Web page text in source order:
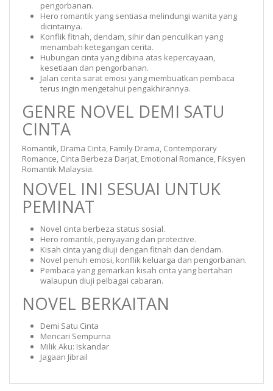
pengorbanan.
Hero romantik yang sentiasa melindungi wanita yang
dicintainya.
Konflik fitnah, dendam, sihir dan penculikan yang
menambah ketegangan cerita.
Hubungan cinta yang dibina atas kepercayaan,
kesetiaan dan pengorbanan.
Jalan cerita sarat emosi yang membuatkan pembaca
terus ingin mengetahui pengakhirannya.
GENRE NOVEL DEMI SATU
CINTA
Romantik, Drama Cinta, Family Drama, Contemporary
Romance, Cinta Berbeza Darjat, Emotional Romance, Fiksyen
Romantik Malaysia.
NOVEL INI SESUAI UNTUK
PEMINAT
Novel cinta berbeza status sosial.
Hero romantik, penyayang dan protective.
Kisah cinta yang diuji dengan fitnah dan dendam.
Novel penuh emosi, konflik keluarga dan pengorbanan.
Pembaca yang gemarkan kisah cinta yang bertahan
walaupun diuji pelbagai cabaran.
NOVEL BERKAITAN
Demi Satu Cinta
Mencari Sempurna
Milik Aku: Iskandar
Jagaan Jibrail